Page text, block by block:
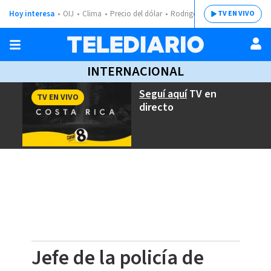
Hoy interesa OIJ Clima Precio del dólar Rodrigo ChavesTV EN VIVO
INTERNACIONAL
Seguí aquíTV en
directo
TV EN VIVO
Jefe de la policía de